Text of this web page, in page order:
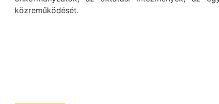
közreműködését.